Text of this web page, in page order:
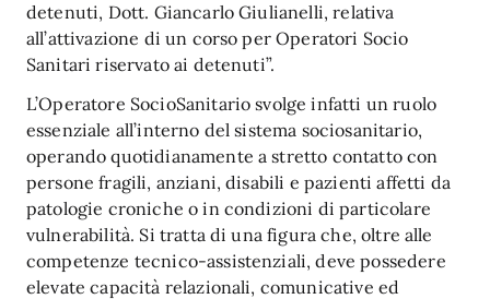
detenuti, Dott. Giancarlo Giulianelli, relativa
all’attivazione di un corso per Operatori Socio
Sanitari riservato ai detenuti”.
L’Operatore SocioSanitario svolge infatti un ruolo
essenziale all’interno del sistema sociosanitario,
operando quotidianamente a stretto contatto con
persone fragili, anziani, disabili e pazienti affetti da
patologie croniche o in condizioni di particolare
vulnerabilità. Si tratta di una figura che, oltre alle
competenze tecnico-assistenziali, deve possedere
elevate capacità relazionali, comunicative ed